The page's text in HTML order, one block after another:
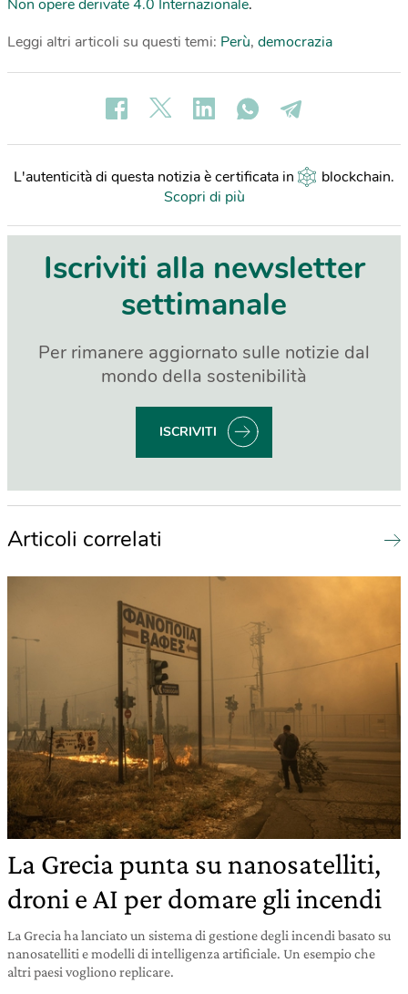
Non opere derivate 4.0 Internazionale.
Leggi altri articoli su questi temi: Perù, democrazia
L'autenticità di questa notizia è certificata in blockchain.
Scopri di più
Iscriviti alla newsletter
settimanale
Per rimanere aggiornato sulle notizie dal
mondo della sostenibilità
ISCRIVITI
Articoli correlati
La Grecia punta su nanosatelliti,
droni e AI per domare gli incendi
La Grecia ha lanciato un sistema di gestione degli incendi basato su
nanosatelliti e modelli di intelligenza artificiale. Un esempio che
altri paesi vogliono replicare.